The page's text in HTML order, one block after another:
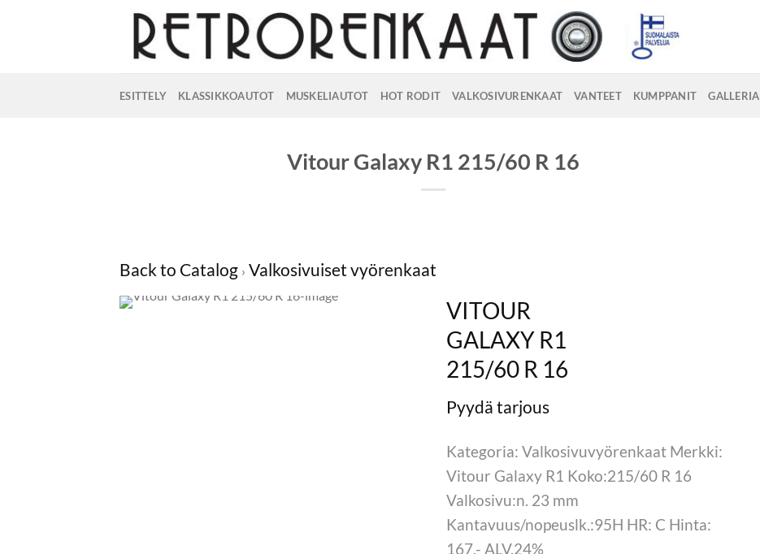
ESITTELY KLASSIKKOAUTOT MUSKELIAUTOT HOT RODIT VALKOSIVURENKAAT VANTEET KUMPPANIT GALLERIA
Vitour Galaxy R1 215/60 R 16
Back to Catalog Valkosivuiset vyörenkaat
VITOUR
GALAXY R1
215/60 R 16
Kategoria: Valkosivuvyörenkaat Merkki:
Vitour Galaxy R1 Koko:215/60 R 16
Valkosivu:n. 23 mm
Kantavuus/nopeuslk.:95H HR: C Hinta:
167,- ALV.24%